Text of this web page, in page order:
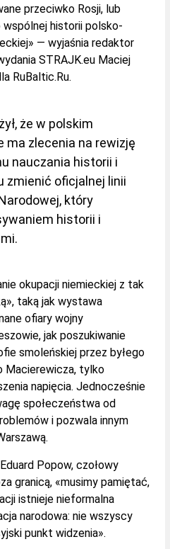
przeciwko Rosji, lub
historii polsko-
— wyjaśnia redaktor
STRAJK.eu Maciej
RuBaltic.Ru.
że w polskim
ma zlecenia na rewizję
nauczania historii i
zmienić oficjalnej linii
który
historii i
okupacji niemieckiej z tak
taką jak wystawa
ofiary wojny
jak poszukiwanie
smoleńskiej przez byłego
Macierewicza, tylko
napięcia. Jednocześnie
społeczeństwa od
i pozwala innym
Popow, czołowy
granicą, «musimy pamiętać,
istnieje nieformalna
narodowa: nie wszyscy
punkt widzenia».